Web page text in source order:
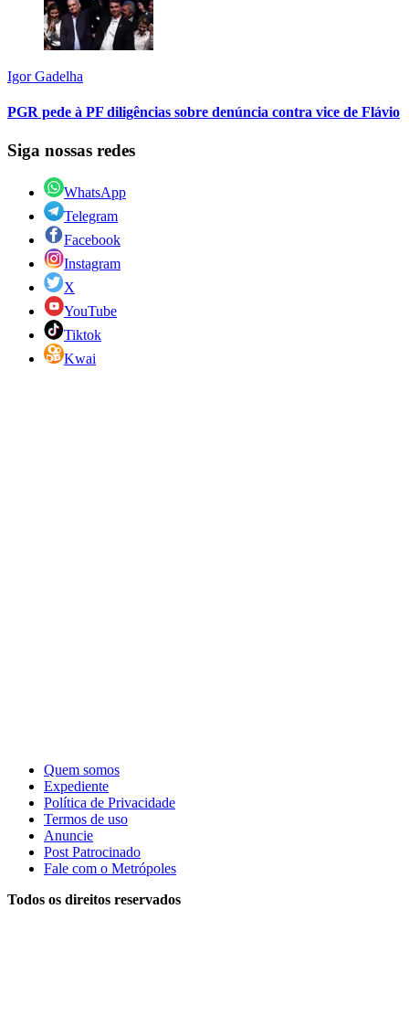
Igor Gadelha
PGR pede à PF diligências sobre denúncia contra vice de Flávio
Siga nossas redes
WhatsApp
Telegram
Facebook
Instagram
X
YouTube
Tiktok
Kwai
Quem somos
Expediente
Política de Privacidade
Termos de uso
Anuncie
Post Patrocinado
Fale com o Metrópoles
Todos os direitos reservados